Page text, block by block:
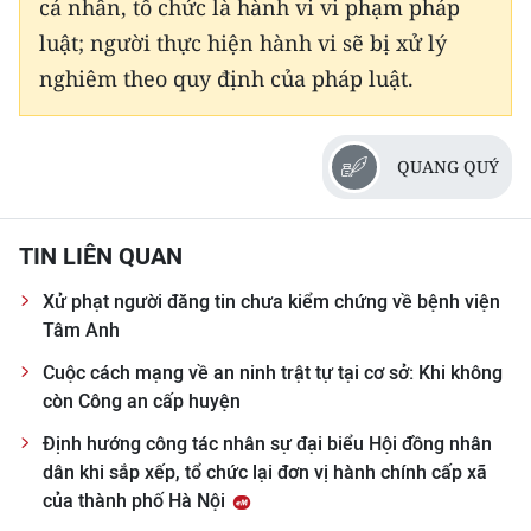
ENGLISH
中文
ESPAÑOL
한국어
cá nhân, tổ chức là hành vi vi phạm pháp
luật; người thực hiện hành vi sẽ bị xử lý
nghiêm theo quy định của pháp luật.
QUANG QUÝ
TIN LIÊN QUAN
Xử phạt người đăng tin chưa kiểm chứng về bệnh viện
Tâm Anh
Cuộc cách mạng về an ninh trật tự tại cơ sở: Khi không
còn Công an cấp huyện
Định hướng công tác nhân sự đại biểu Hội đồng nhân
dân khi sắp xếp, tổ chức lại đơn vị hành chính cấp xã
của thành phố Hà Nội